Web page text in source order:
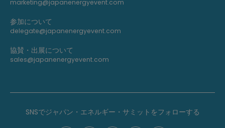
marketing@japanenergyevent.com
参加について
delegate@japanenergyevent.com
協賛・出展について
sales@japanenergyevent.com
SNSでジャパン・エネルギー・サミットをフォローする